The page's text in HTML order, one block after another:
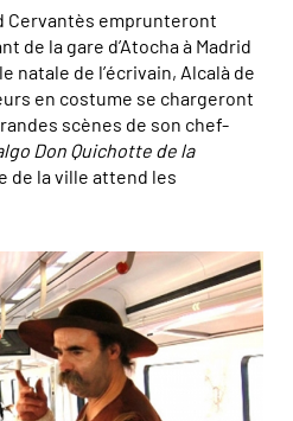
Cervantès emprunteront
de la gare d’Atocha à Madrid
natale de l’écrivain, Alcalà de
en costume se chargeront
scènes de son chef-
Don Quichotte de la
de la ville attend les